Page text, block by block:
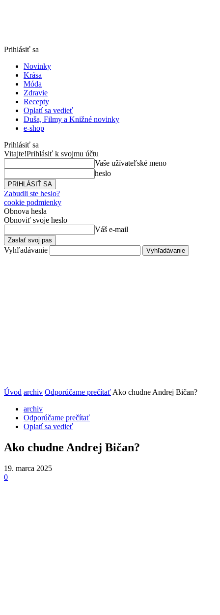
Prihlásiť sa
Novinky
Krása
Móda
Zdravie
Recepty
Oplatí sa vedieť
Duša, Filmy a Knižné novinky
e-shop
Prihlásiť sa
Vitajte!Prihlásiť k svojmu účtu
Vaše užívateľské meno
heslo
Zabudli ste heslo?
cookie podmienky
Obnova hesla
Obnoviť svoje heslo
Váš e-mail
Vyhľadávanie
Úvod archiv Odporúčame prečítať Ako chudne Andrej Bičan?
archiv
Odporúčame prečítať
Oplatí sa vedieť
Ako chudne Andrej Bičan?
19. marca 2025
0